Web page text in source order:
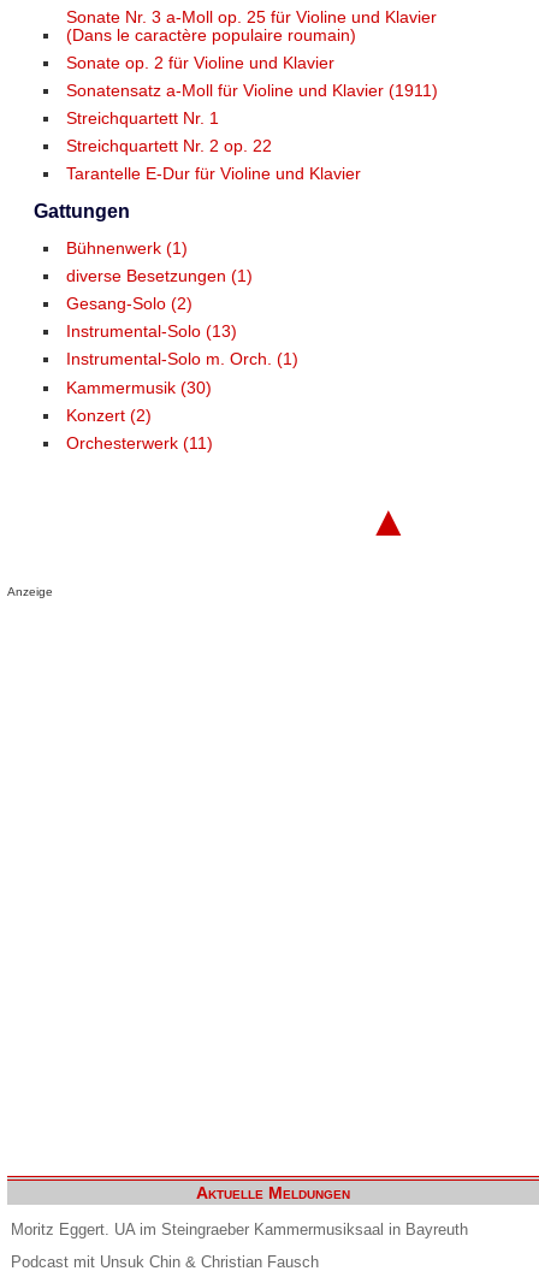
Sonate Nr. 3 a-Moll op. 25 für Violine und Klavier
(Dans le caractère populaire roumain)
Sonate op. 2 für Violine und Klavier
Sonatensatz a-Moll für Violine und Klavier (1911)
Streichquartett Nr. 1
Streichquartett Nr. 2 op. 22
Tarantelle E-Dur für Violine und Klavier
Gattungen
Bühnenwerk (1)
diverse Besetzungen (1)
Gesang-Solo (2)
Instrumental-Solo (13)
Instrumental-Solo m. Orch. (1)
Kammermusik (30)
Konzert (2)
Orchesterwerk (11)
▲
Anzeige
Aktuelle Meldungen
Moritz Eggert. UA im Steingraeber Kammermusiksaal in Bayreuth
Podcast mit Unsuk Chin & Christian Fausch